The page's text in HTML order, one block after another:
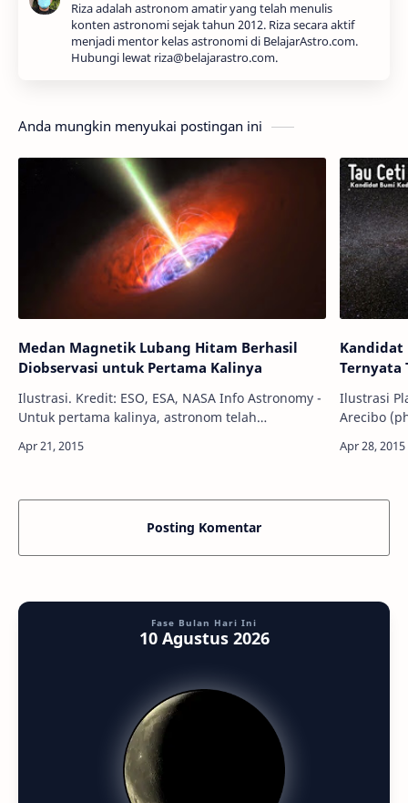
Riza adalah astronom amatir yang telah menulis
konten astronomi sejak tahun 2012. Riza secara aktif
menjadi mentor kelas astronomi di BelajarAstro.com.
Hubungi lewat riza@belajarastro.com.
Anda mungkin menyukai postingan ini
Medan Magnetik Lubang Hitam Berhasil
Diobservasi untuk Pertama Kalinya
Ilustrasi. Kredit: ESO, ESA, NASA Info Astronomy -
Untuk pertama kalinya, astronom telah
di sekitar horison peristiwa (event hor…
Kandidat
Ternyata
Ilustrasi
Arecibo (phl.upr.edu)
dari
Posting Komentar
Fase Bulan Hari Ini
10 Agustus 2026